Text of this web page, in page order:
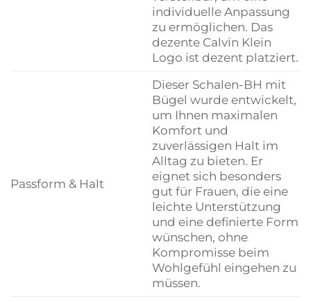
individuelle Anpassung
zu ermöglichen. Das
dezente Calvin Klein
Logo ist dezent platziert.
Passform & Halt
Dieser Schalen-BH mit
Bügel wurde entwickelt,
um Ihnen maximalen
Komfort und
zuverlässigen Halt im
Alltag zu bieten. Er
eignet sich besonders
gut für Frauen, die eine
leichte Unterstützung
und eine definierte Form
wünschen, ohne
Kompromisse beim
Wohlgefühl eingehen zu
müssen.